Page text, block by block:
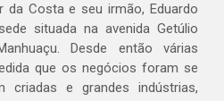
da Costa e seu irmão, Eduardo
situada na avenida Getúlio
Desde então várias
que os negócios foram se
criadas e grandes indústrias,